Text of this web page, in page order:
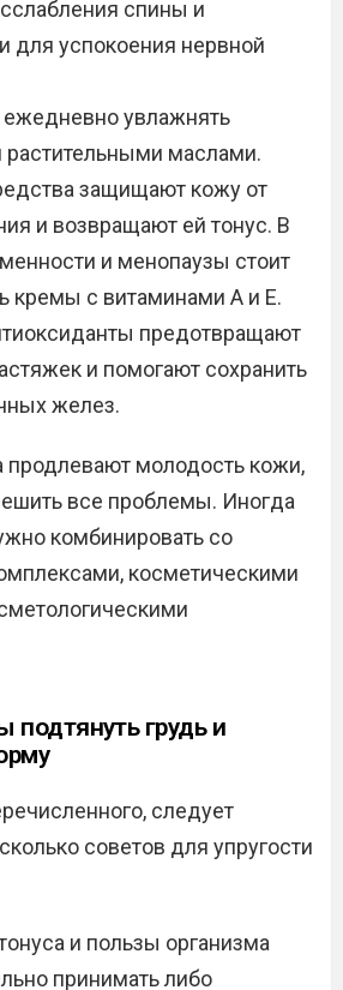
спины и
для успокоения нервной
ежедневно увлажнять
маслами.
защищают кожу от
и возвращают ей тонус. В
и менопаузы стоит
кремы с витаминами А и Е.
предотвращают
и помогают сохранить
желез.
продлевают молодость кожи,
все проблемы. Иногда
комбинировать со
косметическими
подтянуть грудь и
следует
советов для упругости
и пользы организма
принимать либо